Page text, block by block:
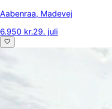
Aabenraa, Madevej
6.950 kr.29. juli